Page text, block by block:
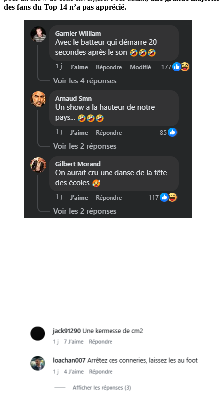
des fans du Top 14 n’a pas apprécié.